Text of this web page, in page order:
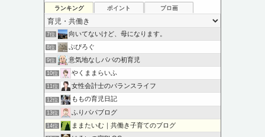
ランキング ポイント ブロ画
7位 向いてないけど、母になります。
8位 ぷぴろぐ
9位 意気地なしパパの初育児
10位 やくままらいふ
11位 女性会計士のバランスライフ
12位 ももの育児日記
13位 ふりパパブログ
14位 ままたいむ｜共働き子育てのブログ